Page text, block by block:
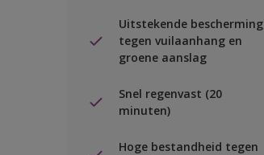
Uitstekende bescherming
tegen vuilaanhang en
groene aanslag
Snel regenvast (20
minuten)
Hoge bestandheid tegen